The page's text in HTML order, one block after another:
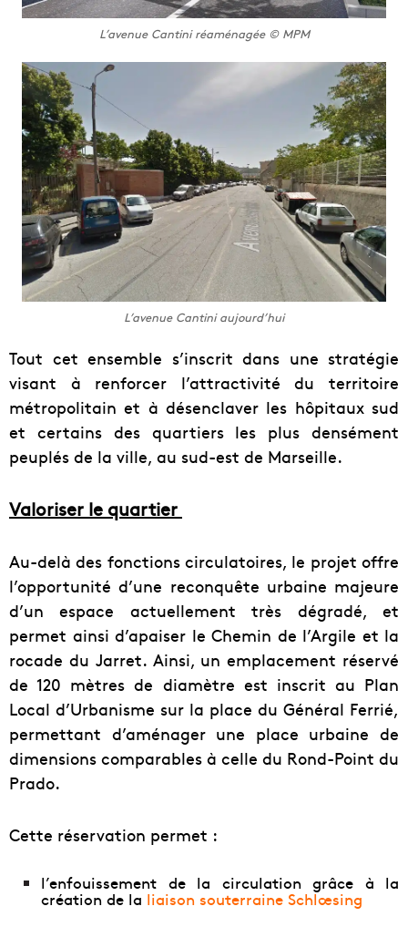
L’avenue Cantini réaménagée © MPM
L’avenue Cantini aujourd’hui
Tout cet ensemble s’inscrit dans une stratégie
visant à renforcer l’attractivité du territoire
métropolitain et à désenclaver les hôpitaux sud
et certains des quartiers les plus densément
peuplés de la ville, au sud-est de Marseille.
Valoriser le quartier
Au-delà des fonctions circulatoires, le projet offre
l’opportunité d’une reconquête urbaine majeure
d’un espace actuellement très dégradé, et
permet ainsi d’apaiser le Chemin de l’Argile et la
rocade du Jarret. Ainsi, un emplacement réservé
de 120 mètres de diamètre est inscrit au Plan
Local d’Urbanisme sur la place du Général Ferrié,
permettant d’aménager une place urbaine de
dimensions comparables à celle du Rond-Point du
Prado.
Cette réservation permet :
l’enfouissement de la circulation grâce à la
création de la liaison souterraine Schlœsing